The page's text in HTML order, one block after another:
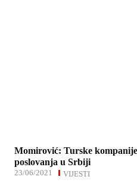
Momirović: Turske
poslovanja u Srbiji
VIJESTI
23/06/2021